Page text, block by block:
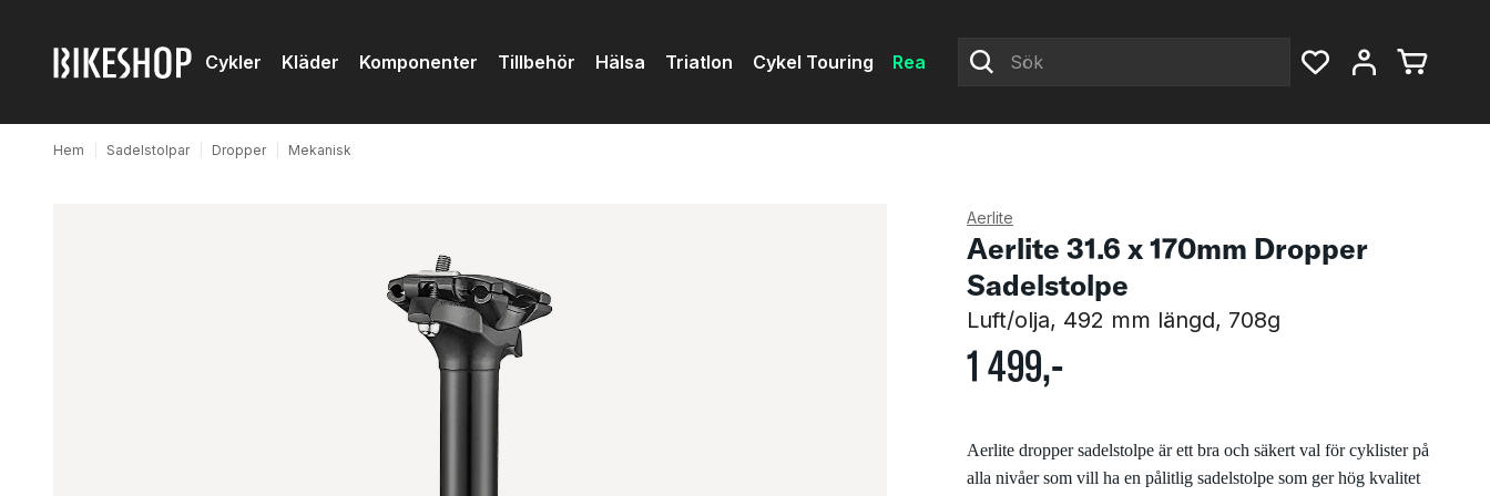
Cykler Kläder Komponenter Tillbehör Hälsa Triatlon Cykel Touring Rea
Hem Sadelstolpar Dropper Mekanisk
Aerlite
Aerlite 31.6 x 170mm Dropper
Sadelstolpe
Luft/olja, 492 mm längd, 708g
1 499,-
Aerlite dropper sadelstolpe är ett bra och säkert val för cyklister på
alla nivåer som vill ha en pålitlig sadelstolpe som ger hög kvalitet